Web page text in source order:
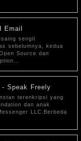
Email
sengit
sebelumnya, kedua
Source dan
Speak Freely
terenkripsi yang
dan anak
LLC.Berbeda